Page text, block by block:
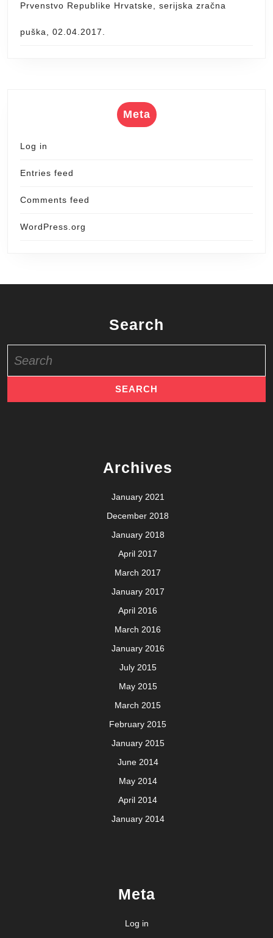
Prvenstvo Republike Hrvatske, serijska zračna
puška, 02.04.2017.
Meta
Log in
Entries feed
Comments feed
WordPress.org
Search
for:
Archives
January 2021
December 2018
January 2018
April 2017
March 2017
January 2017
April 2016
March 2016
January 2016
July 2015
May 2015
March 2015
February 2015
January 2015
June 2014
May 2014
April 2014
January 2014
Meta
Log in